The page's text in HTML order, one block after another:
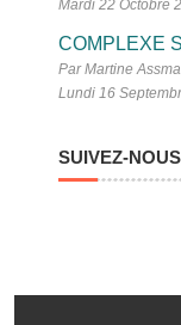
Mardi 22 Octobre
COMPLEXE
Par Martine
Lundi 16
SUIVEZ-